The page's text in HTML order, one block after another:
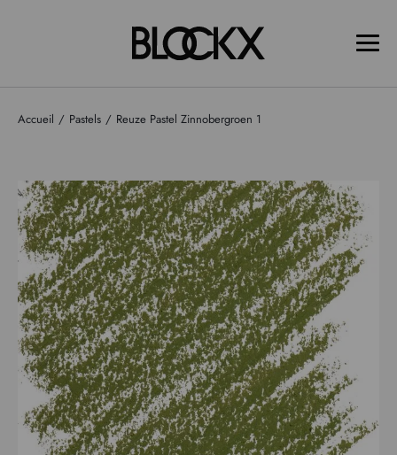
Accueil Pastels Reuze Pastel Zinnobergroen 1